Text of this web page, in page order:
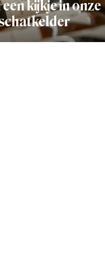
een kijkje in onze